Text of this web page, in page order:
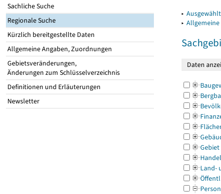
Sachliche Suche
Regionale Suche
Kürzlich bereitgestellte Daten
Allgemeine Angaben, Zuordnungen
Gebietsveränderungen,
Änderungen zum Schlüsselverzeichnis
Definitionen und Erläuterungen
Newsletter
▸
▸
Gebiet
Land-